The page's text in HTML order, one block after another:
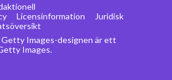
Images-designen är ett
Images.
Licensinformation
Juridisk